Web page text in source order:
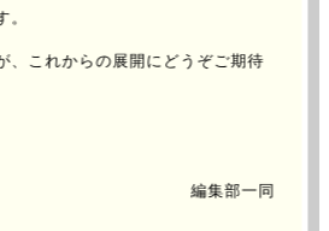
。
、これからの展開にどうぞご期待
編集部一同
雨入りをした6月の初旬。
ーが東京リサーチのために集ま